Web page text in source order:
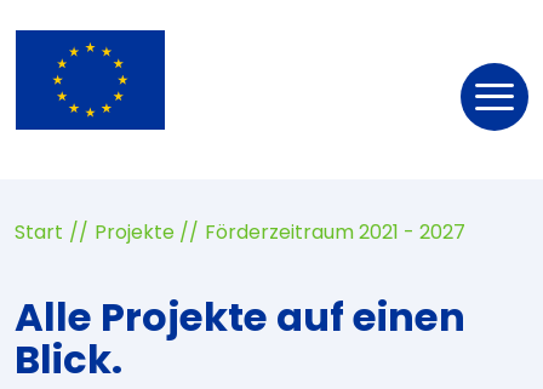
Start Projekte Förderzeitraum 2021 - 2027
Alle Projekte auf einen
Blick.